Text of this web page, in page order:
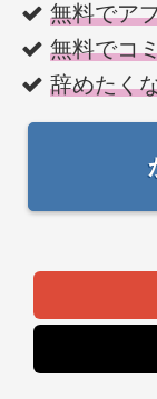
無料でア
無料でコ
辞めたく